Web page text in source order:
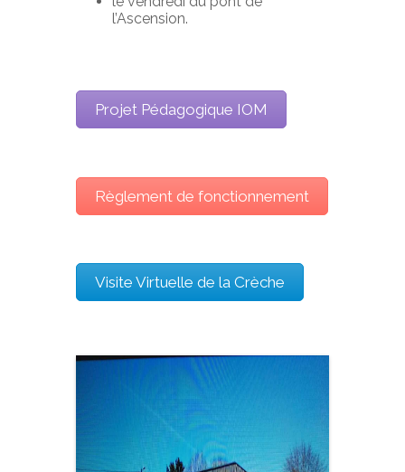
l’Ascension.
Projet Pédagogique IOM
Règlement de fonctionnement
Visite Virtuelle de la Crèche